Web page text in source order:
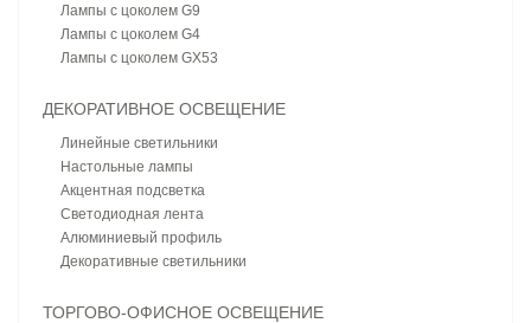
Лампы с цоколем G9
Лампы с цоколем G4
Лампы с цоколем GX53
ДЕКОРАТИВНОЕ ОСВЕЩЕНИЕ
Линейные светильники
Настольные лампы
Акцентная подсветка
Светодиодная лента
Алюминиевый профиль
Декоративные светильники
ТОРГОВО-ОФИСНОЕ ОСВЕЩЕНИЕ